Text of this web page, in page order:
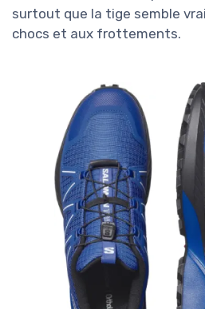
surtout que la tige semble
chocs et aux frottements.